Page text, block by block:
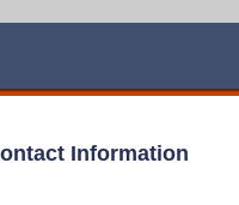
Information